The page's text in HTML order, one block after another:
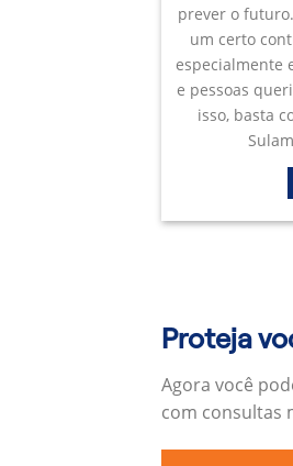
prever o
um certo
especialmente
e pessoas
isso, basta
Proteja
Agora você
com consultas